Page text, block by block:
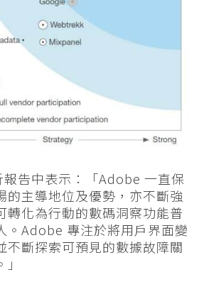
告中表示：「Adobe 一直保
的主導地位及優勢，亦不斷強
轉化為行動的數碼洞察功能普
。Adobe 專注於將用戶界面變
不斷探索可預見的數據故障關